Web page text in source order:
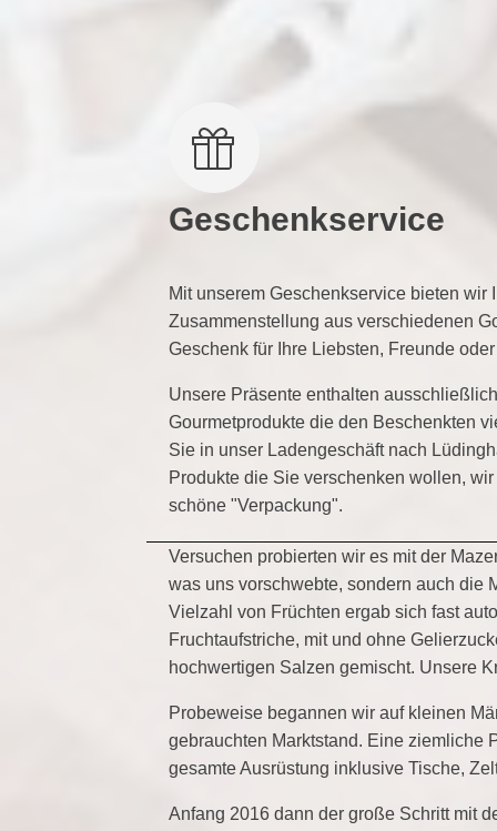
Geschenkservice
Mit unserem Geschenkservice bieten
Zusammenstellung aus verschiedenen
Geschenk für Ihre Liebsten, Freunde
Unsere Präsente enthalten
Gourmetprodukte die den Beschenkten
Sie in unser Ladengeschäft nach
Produkte die Sie verschenken wollen,
schöne "Verpackung".
Versuchen probierten wir es mit der
was uns vorschwebte, sondern auch die
Vielzahl von Früchten ergab sich fast
Fruchtaufstriche, mit und ohne
hochwertigen Salzen gemischt. Unsere
Probeweise begannen wir auf kleinen
gebrauchten Marktstand. Eine ziemliche
gesamte Ausrüstung inklusive Tische,
Anfang 2016 dann der große Schritt mit